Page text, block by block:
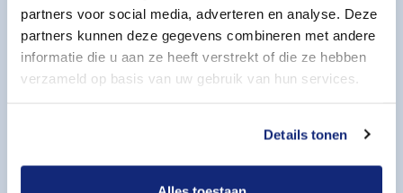
partners voor social media, adverteren en analyse. Deze
partners kunnen deze gegevens combineren met andere
informatie die u aan ze heeft verstrekt of die ze hebben
verzameld op basis van uw gebruik van hun services.
Details tonen
Achternaam